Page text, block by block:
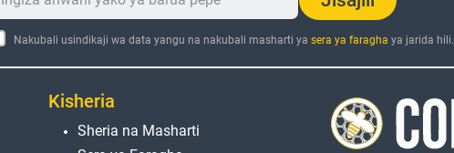
Nakubali usindikaji wa data yangu na nakubali masharti ya sera ya faragha ya jarida hili.
Kisheria
Sheria na Masharti